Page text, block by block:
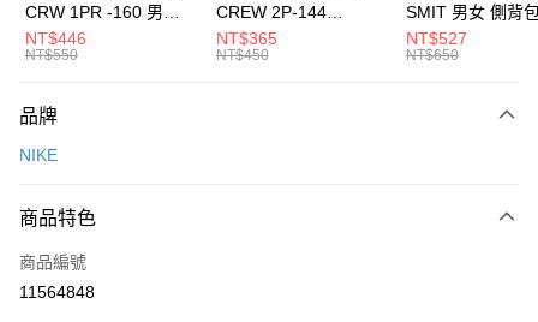
元大商業銀行
台灣樂天信用卡公司
全盈+PAY
AFTEE先享後付
【關於「AFTEE先享後付」】
便利好安心！
３．安心：先確認商品／服務後，再付款。
【「AFTEE先享後付」結帳流程】
１．於結帳方式選擇「AFTEE先享後付」後，將跳轉至「AFTEE先享後付」
運送方式
每筆NT$100，滿NT$1,500(含以上)免運費
宅配
每筆NT$100，滿NT$1,500(含以上)免運費
CRW 1PR -160 男女
中統襪 FZ3393100
NT$446
NT$550
CREW 2P-144
EMBRDY 男女 短統襪
FZ3073133
NT$365
NT$450
SMIT 男女 側背
BA5871010
NT$527
NT$650
品牌
NIKE
商品特色
商品編號
11564848